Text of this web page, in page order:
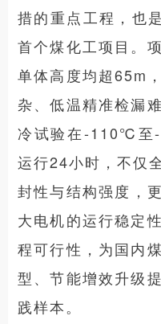
措的重点工程，也
首个煤化工项目。
单体高度均超65m
杂、低温精准检漏
冷试验在-110℃至
运行24小时，不仅
封性与结构强度，
大电机的运行稳定
程可行性，为国内
型、节能增效升级
践样本。